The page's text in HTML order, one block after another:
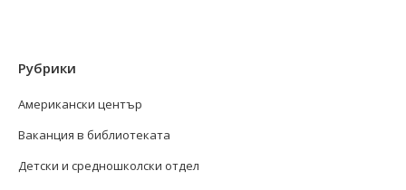
Рубрики
Американски център
Ваканция в библиотеката
Детски и средношколски отдел